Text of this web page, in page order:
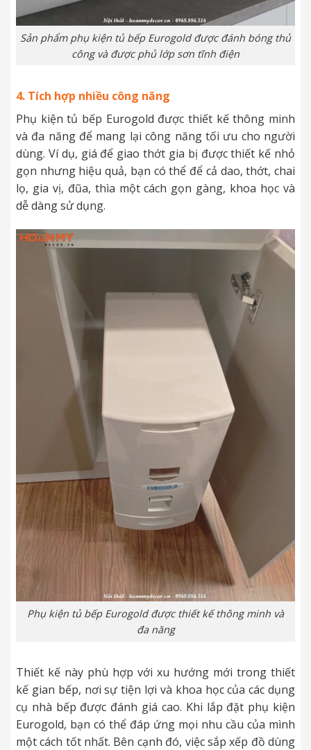
Sản phẩm phụ kiện tủ bếp Eurogold được đánh bóng thủ
công và được phủ lớp sơn tĩnh điện
4. Tích hợp nhiều công năng
Phụ kiện tủ bếp Eurogold được thiết kế thông minh
và đa năng để mang lại công năng tối ưu cho người
dùng. Ví dụ, giá để giao thớt gia bị được thiết kế nhỏ
gọn nhưng hiệu quả, bạn có thể để cả dao, thớt, chai
lọ, gia vị, đũa, thìa một cách gọn gàng, khoa học và
dễ dàng sử dụng.
Phụ kiện tủ bếp Eurogold được thiết kế thông minh và
đa năng
Thiết kế này phù hợp với xu hướng mới trong thiết
kế gian bếp, nơi sự tiện lợi và khoa học của các dụng
cụ nhà bếp được đánh giá cao. Khi lắp đặt phụ kiện
Eurogold, bạn có thể đáp ứng mọi nhu cầu của mình
một cách tốt nhất. Bên cạnh đó, việc sắp xếp đồ dùng